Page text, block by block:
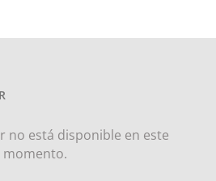
no está disponible en este
momento.